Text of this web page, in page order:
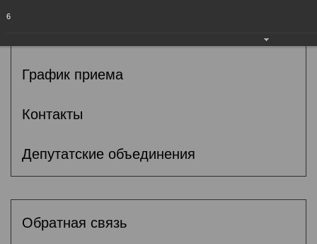
График приема
Контакты
Депутатские объединения
Обратная связь
6